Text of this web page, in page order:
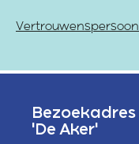
Vertrouwenspersoon
Bezoekadres
'De Aker'